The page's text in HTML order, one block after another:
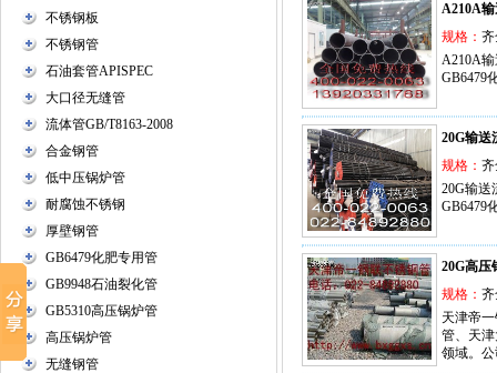
不锈钢板
不锈钢管
石油套管APISPEC
大口径无缝管
流体管GB/T8163-2008
合金钢管
低中压锅炉管
耐腐蚀不锈钢
厚壁钢管
GB6479化肥专用管
GB9948石油裂化管
GB5310高压锅炉管
高压锅炉管
无缝钢管
A210A
规格： 齐
A210A
GB6479
20G输送
规格： 齐
20G输送
GB6479
20G高压
规格： 齐
天津帝
管、天
领域。